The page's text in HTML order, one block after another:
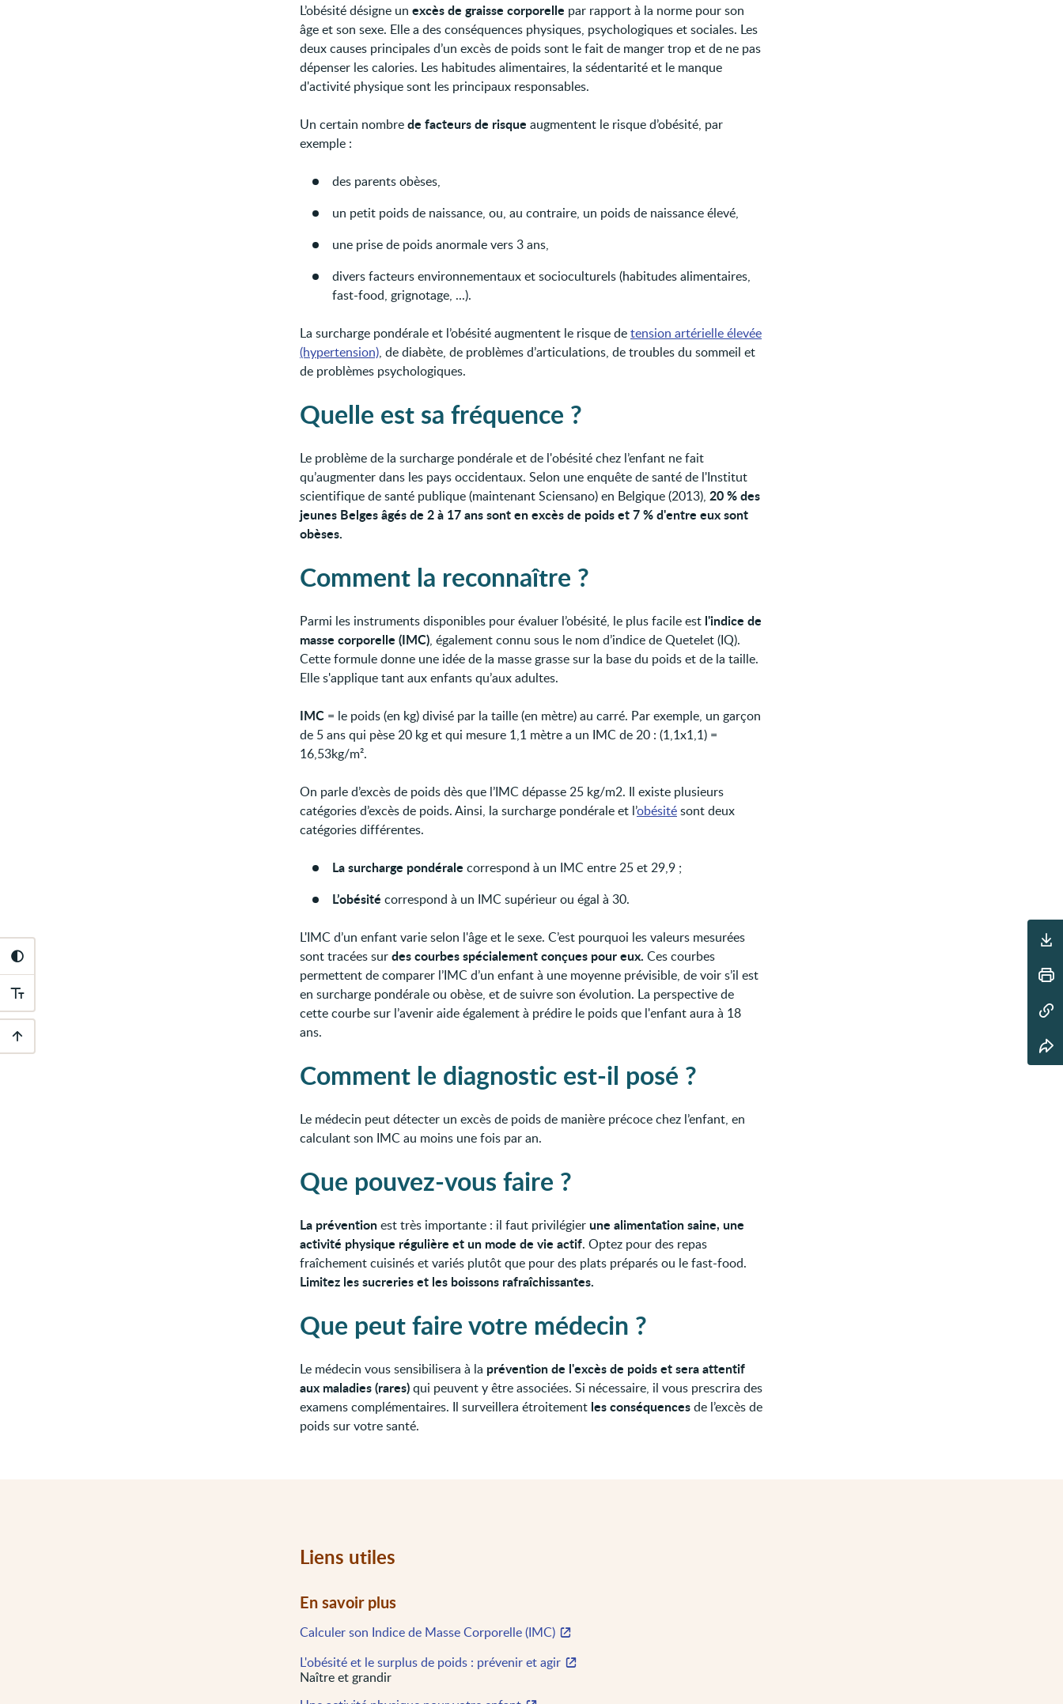
Outils
d'accessibilité
Descendre
Outils
L’obésité désigne un excès de graisse corporelle par rapport à la norme pour son
âge et son sexe. Elle a des conséquences physiques, psychologiques et sociales. Les
deux causes principales d’un excès de poids sont le fait de manger trop et de ne pas
dépenser les calories. Les habitudes alimentaires, la sédentarité et le manque
d'activité physique sont les principaux responsables.
Un certain nombrede facteurs de risque augmentent le risque d’obésité, par
exemple :
des parents obèses,
un petit poids de naissance, ou, au contraire, un poids de naissance élevé,
une prise de poids anormale vers 3 ans,
divers facteurs environnementaux et socioculturels (habitudes alimentaires,
fast-food, grignotage, ...).
La surcharge pondérale et l’obésité augmentent le risque detension artérielle élevée
(hypertension), de diabète, de problèmes d’articulations, de troubles du sommeil et
de problèmes psychologiques.
Quelle est sa fréquence ?
Le problème de la surcharge pondérale et de l'obésité chez l’enfant ne fait
qu’augmenter dans les pays occidentaux. Selon une enquête de santé de l'Institut
scientifique de santé publique (maintenant Sciensano) en Belgique (2013), 20 % des
jeunes Belges âgés de 2 à 17 ans sont en excès de poids et 7 % d'entre eux sont
obèses.
Comment la reconnaître ?
Parmi les instruments disponibles pour évaluer l’obésité, le plus facile est l'indice de
masse corporelle (IMC), également connu sous le nom d’indice de Quetelet (IQ).
Cette formule donne une idée de la masse grasse sur la base du poids et de la taille.
Elle s'applique tant aux enfants qu’aux adultes.
IMC = le poids (en kg) divisé par la taille (en mètre) au carré. Par exemple, un garçon
de 5 ans qui pèse 20 kg et qui mesure 1,1 mètre a un IMC de 20 : (1,1x1,1) =
16,53kg/m².
On parle d’excès de poids dès que l’IMC dépasse 25 kg/m2. Il existe plusieurs
catégories d’excès de poids. Ainsi, la surcharge pondérale et l’obésitésont deux
catégories différentes.
La surcharge pondérale correspond à un IMC entre 25 et 29,9 ;
L’obésité correspond à un IMC supérieur ou égal à 30.
L'IMC d’un enfant varie selon l'âge et le sexe. C’est pourquoi les valeurs mesurées
sont tracées surdes courbes spécialement conçues pour eux. Ces courbes
permettent de comparer l’IMC d’un enfant à une moyenne prévisible, de voir s’il est
en surcharge pondérale ou obèse, et de suivre son évolution. La perspective de
cette courbe sur l’avenir aide également à prédire le poids que l'enfant aura à 18
ans.
Comment le diagnostic est-il posé ?
Le médecin peut détecter un excès de poids de manière précoce chez l’enfant, en
calculant son IMC au moins une fois par an.
Que pouvez-vous faire ?
La préventionest très importante : il faut privilégier une alimentation saine, une
activité physique régulière et un mode de vie actif. Optez pour des repas
fraîchement cuisinés et variés plutôt que pour des plats préparés ou le fast-food.
Limitez les sucreries et les boissons rafraîchissantes.
Que peut faire votre médecin ?
Le médecin vous sensibilisera à la prévention de l'excès de poids et sera attentif
aux maladies (rares)qui peuvent y être associées. Si nécessaire, il vous prescrira des
examens complémentaires. Il surveillera étroitement les conséquencesde l’excès de
poids sur votre santé.
Liens utiles
En savoir plus
Calculer son Indice de Masse Corporelle (IMC)
L'obésité et le surplus de poids : prévenir et agir
Naître et grandir